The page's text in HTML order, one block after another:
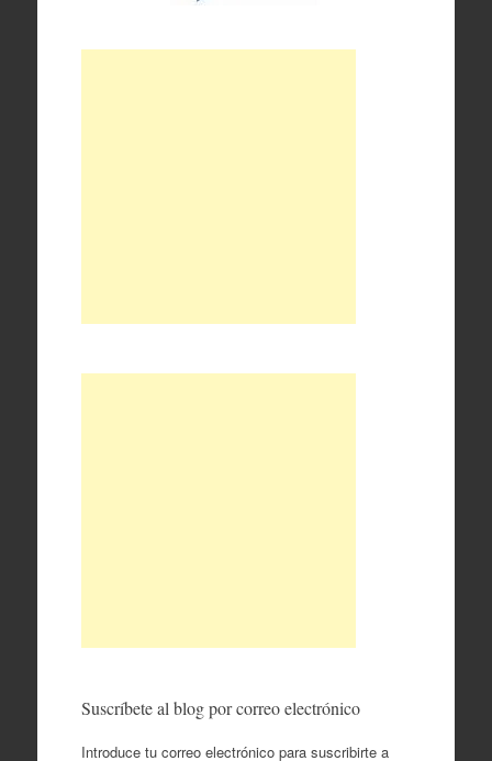
Suscríbete al blog por correo electrónico
Introduce tu correo electrónico para suscribirte a